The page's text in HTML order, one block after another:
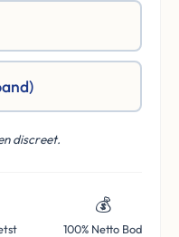
discreet.
💰
100% Netto Bod